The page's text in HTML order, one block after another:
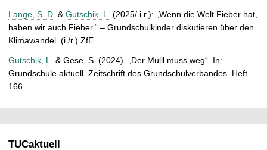
Lange, S. D. & Gutschik, L.
(2025/ i.r.): „Wenn die Welt Fieber hat,
haben wir auch Fieber.“ – Grundschulkinder diskutieren über den
Klimawandel. (i./r.) ZfE.
Gutschik, L
. & Gese, S. (2024). „Der Mülll muss weg“. In:
Grundschule aktuell. Zeitschrift des Grundschulverbandes. Heft
166.
TUCaktuell